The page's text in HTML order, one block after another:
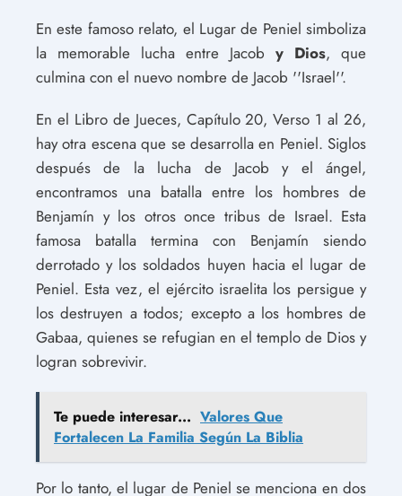
En este famoso relato, el Lugar de Peniel simboliza
la memorable lucha entre Jacob y Dios, que
culmina con el nuevo nombre de Jacob ''Israel''.
En el Libro de Jueces, Capítulo 20, Verso 1 al 26,
hay otra escena que se desarrolla en Peniel. Siglos
después de la lucha de Jacob y el ángel,
encontramos una batalla entre los hombres de
Benjamín y los otros once tribus de Israel. Esta
famosa batalla termina con Benjamín siendo
derrotado y los soldados huyen hacia el lugar de
Peniel. Esta vez, el ejército israelita los persigue y
los destruyen a todos; excepto a los hombres de
Gabaa, quienes se refugian en el templo de Dios y
logran sobrevivir.
Te puede interesar... Valores Que
Fortalecen La Familia Según La Biblia
Por lo tanto, el lugar de Peniel se menciona en dos